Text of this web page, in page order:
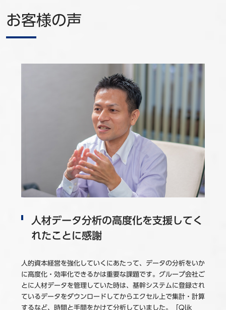
お客様の声
人材データ分析の高度化を支援してく
れたことに感謝
人的資本経営を強化していくにあたって、データの分析をいか
に高度化・効率化できるかは重要な課題です。グループ会社ご
とに人材データを管理していた時は、基幹システムに登録され
ているデータをダウンロードしてからエクセル上で集計・計算
するなど、時間と手間をかけて分析していました。「Qlik